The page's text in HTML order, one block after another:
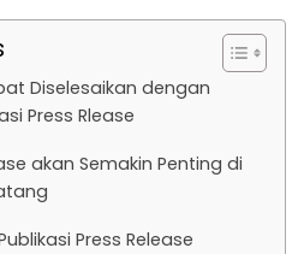
Diselesaikan dengan
Press Rlease
akan Semakin Penting di
Press Release